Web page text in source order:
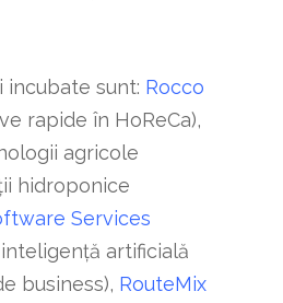
incubate sunt: Rocco
rapide în HoReCa),
agricole
hidroponice
Services
artificială
business), RouteMix